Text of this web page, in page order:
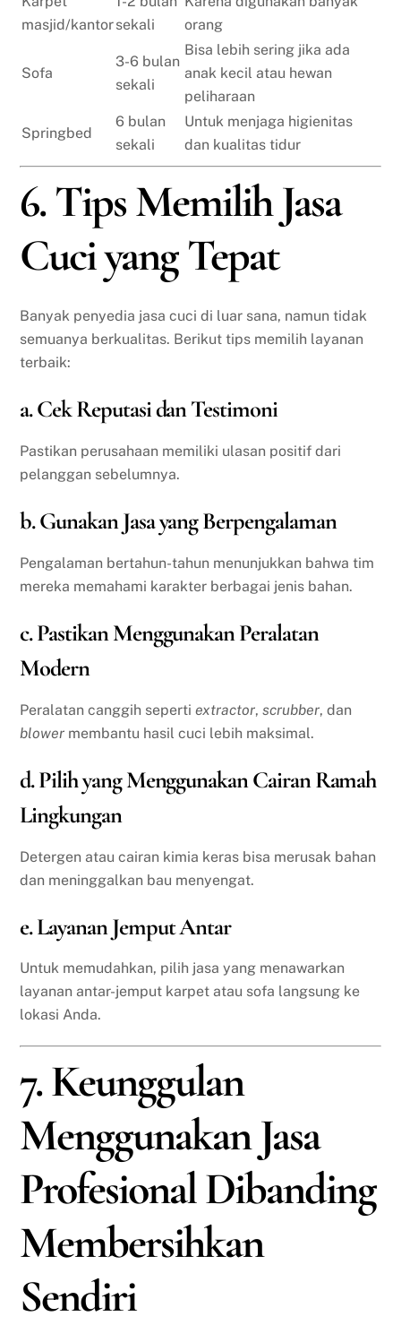
masjid/kantorsekali
orang
Sofa
3-6 bulan
sekali
Bisa lebih sering jika ada
anak kecil atau hewan
peliharaan
Springbed
6 bulan
sekali
Untuk menjaga higienitas
dan kualitas tidur
6. Tips Memilih Jasa
Cuci yang Tepat
Banyak penyedia jasa cuci di luar sana, namun tidak
semuanya berkualitas. Berikut tips memilih layanan
terbaik:
a. Cek Reputasi dan Testimoni
Pastikan perusahaan memiliki ulasan positif dari
pelanggan sebelumnya.
b. Gunakan Jasa yang Berpengalaman
Pengalaman bertahun-tahun menunjukkan bahwa tim
mereka memahami karakter berbagai jenis bahan.
c. Pastikan Menggunakan Peralatan
Modern
Peralatan canggih sepertiextractor,scrubber, dan
blower membantu hasil cuci lebih maksimal.
d. Pilih yang Menggunakan Cairan Ramah
Lingkungan
Detergen atau cairan kimia keras bisa merusak bahan
dan meninggalkan bau menyengat.
e. Layanan Jemput Antar
Untuk memudahkan, pilih jasa yang menawarkan
layanan antar-jemput karpet atau sofa langsung ke
lokasi Anda.
7. Keunggulan
Menggunakan Jasa
Profesional Dibanding
Membersihkan
Sendiri